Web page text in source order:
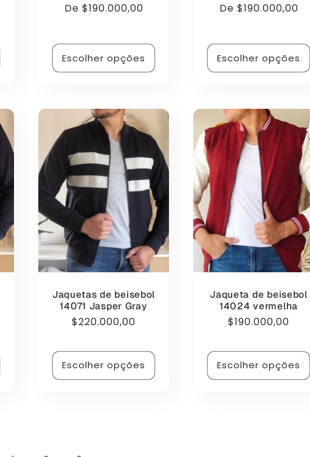
Preço
De $190.000,00
Escolher opções
Preço
De $190.000,00
Escolher opções
Jaquetas de beisebol
14071 Jasper Gray
Preço
$220.000,00
Escolher opções
Jaqueta de beisebol
14024 vermelha
Preço
$190.000,00
Escolher opções